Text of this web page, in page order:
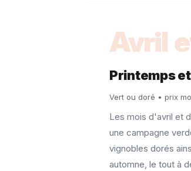
Avril
Printemps
Vert ou doré • prix
Les mois d'avril et
une campagne
vignobles dorés
automne, le tout à